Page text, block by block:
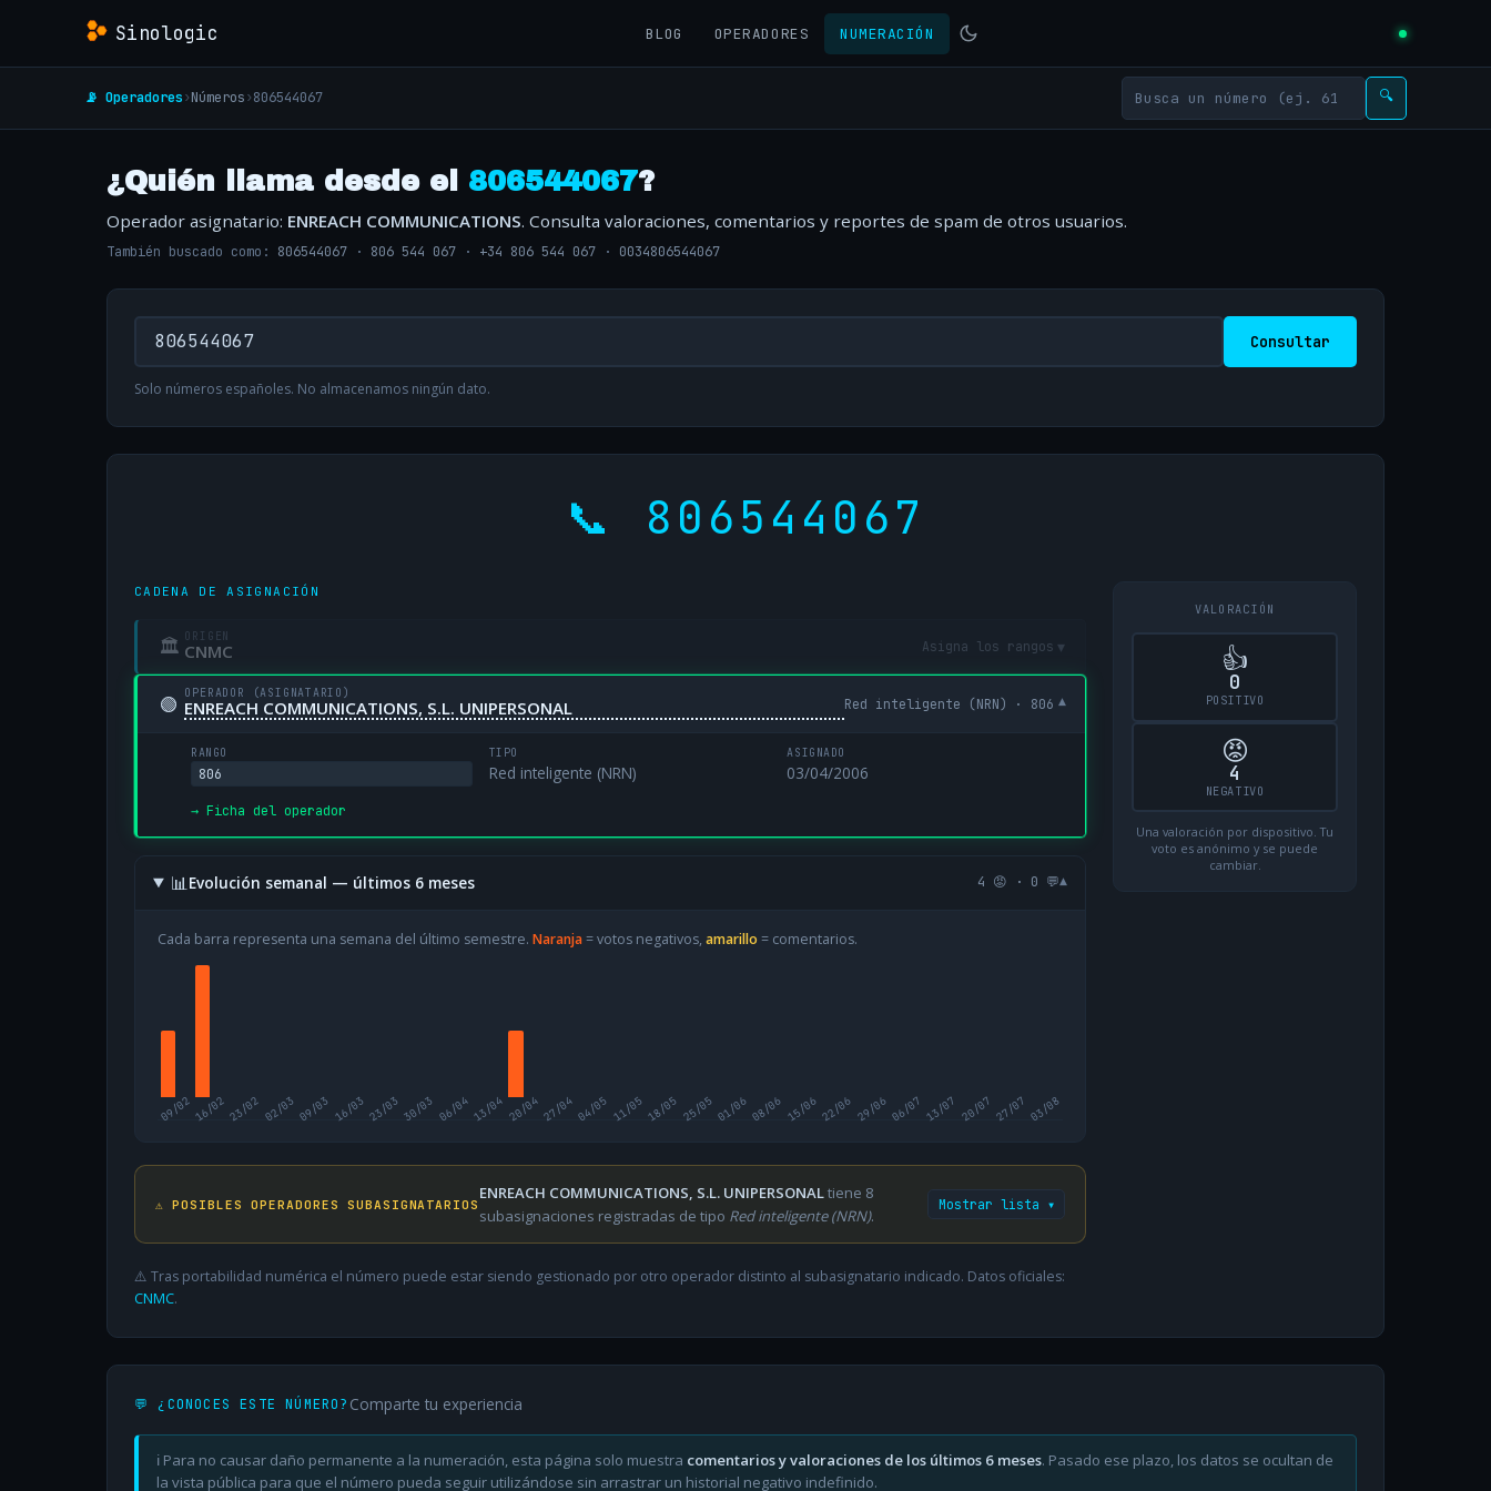
Sinologic BLOG OPERADORES NUMERACIÓN
📡 Operadores›Números›806544067 🔍
¿Quién llama desde el 806544067?
Operador asignatario: ENREACH COMMUNICATIONS. Consulta valoraciones, comentarios y reportes de spam de otros usuarios.
También buscado como: 806544067 · 806 544 067 · +34 806 544 067 · 0034806544067
Consultar
Solo números españoles. No almacenamos ningún dato.
📞 806544067
CADENA DE ASIGNACIÓN
🏛 ORIGEN
CNMC Asigna los rangos ▾
🟢 OPERADOR (ASIGNATARIO)
ENREACH COMMUNICATIONS, S.L. UNIPERSONAL Red inteligente (NRN) · 806 ▾
RANGO
806
TIPO
Red inteligente (NRN)
ASIGNADO
03/04/2006
→ Ficha del operador
📊Evolución semanal — últimos 6 meses 4 😡 · 0 💬▾
Cada barra representa una semana del último semestre. Naranja= votos negativos, amarillo = comentarios.
09/0216/0223/02 02/03 09/03 16/03 23/03 30/03 06/0413/04 20/0427/0404/05 11/0518/05 25/0501/0608/06 15/0622/06 29/0606/07 13/07 20/07 27/07 03/08
⚠️ POSIBLES OPERADORES SUBASIGNATARIOS
ENREACH COMMUNICATIONS, S.L. UNIPERSONALtiene 8
subasignaciones registradas de tipo Red inteligente (NRN).
Mostrar lista ▾
⚠️ Tras portabilidad numérica el número puede estar siendo gestionado por otro operador distinto al subasignatario indicado. Datos oficiales:
CNMC.
VALORACIÓN
👍
0
POSITIVO
😡
4
NEGATIVO
Una valoración por dispositivo. Tu
voto es anónimo y se puede
cambiar.
💬 ¿CONOCES ESTE NÚMERO? Comparte tu experiencia
ℹ️ Para no causar daño permanente a la numeración, esta página solo muestra comentarios y valoraciones de los últimos 6 meses. Pasado ese plazo, los datos se ocultan de
la vista pública para que el número pueda seguir utilizándose sin arrastrar un historial negativo indefinido.